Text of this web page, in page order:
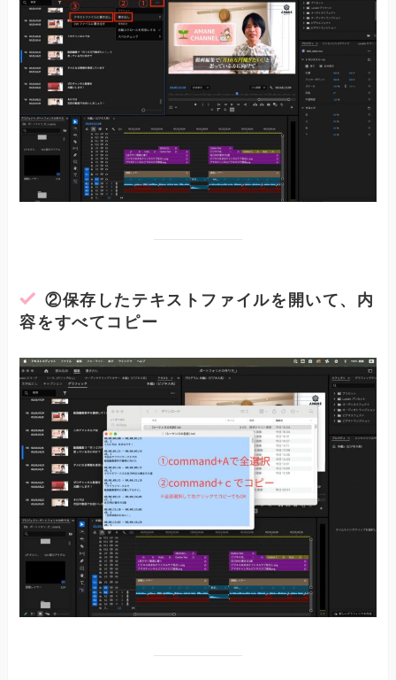
②保存したテキストファイルを開いて、内
容をすべてコピー